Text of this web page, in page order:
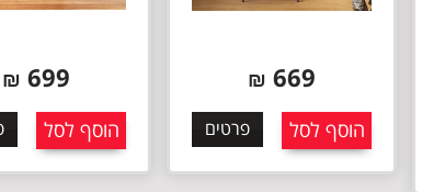
669
₪
הוסף לסל פרטים
699
₪
הוסף לסל